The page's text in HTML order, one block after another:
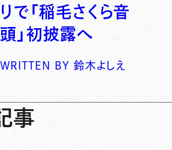
りで「稲毛さくら音
頭」初披露へ
WRITTEN BY 鈴木よしえ
事